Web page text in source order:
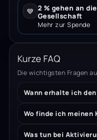
💙 2 % gehen an
Gesellschaft
Mehr zur Spende
Kurze FAQ
Die wichtigsten Fragen
Wann erhalte ich den
Wo finde ich meinen
Was tun bei